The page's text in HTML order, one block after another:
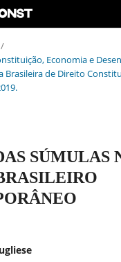
/
Economia e
Brasileira de Direito
SÚMULAS